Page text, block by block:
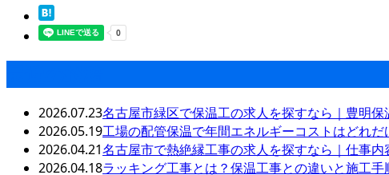
2026.07.23名古屋市緑区で保温工の求人を探すなら｜豊明保
2026.05.19工場の配管保温で年間エネルギーコストはどれ
2026.04.21名古屋市で熱絶縁工事の求人を探すなら｜仕事
2026.04.18ラッキング工事とは？保温工事との違いと施工